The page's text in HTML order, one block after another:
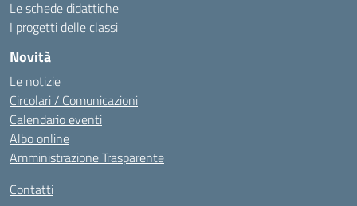
Le schede didattiche
I progetti delle classi
Novità
Le notizie
Circolari / Comunicazioni
Calendario eventi
Albo online
Amministrazione Trasparente
Contatti